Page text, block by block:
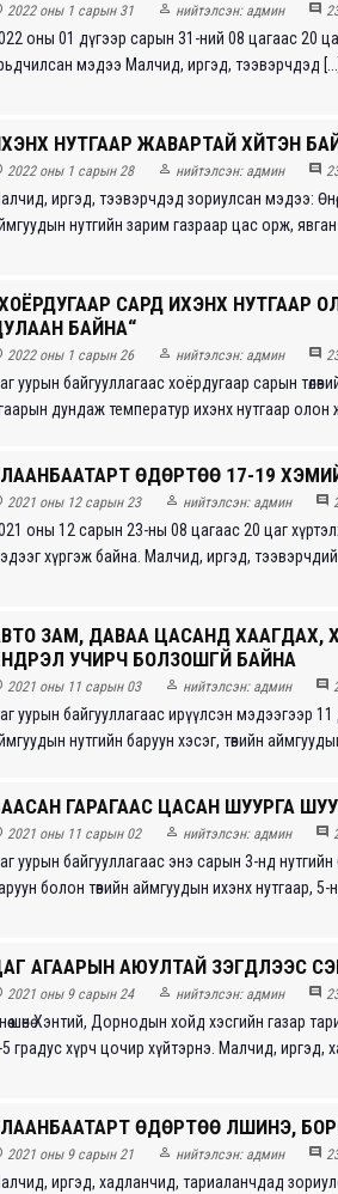
2022 оны 1 сарын 31  нийтэлсэн: админ 
оны 01 дүгээр сарын 31-ний 08 цагаас 20
мэдээ Малч­ид, иргэд, тээвэрчдэд [...]
НУТГААР ЖАВАРТАЙ ХҮЙТЭН
2022 оны 1 сарын 28  нийтэлсэн: админ 
иргэд, тээвэрчдэд зориулсан мэдээ:
нутгийн зарим газраар цас орж, явган
САРД ИХЭНХ НУТГААР
БАЙНА“
2022 оны 1 сарын 26  нийтэлсэн: админ 
уурын байгууллагаас хоёрдугаар сарын
дундаж температур ихэнх нутгаар олон
ӨДӨРТӨӨ 17-19
2021 оны 12 сарын 23  нийтэлсэн: админ 
оны 12 сарын 23-ны 08 цагаас 20 цаг
хүргэж байна. Малч­ид, иргэд,
ЗАМ, ДАВАА ЦАСАНД ХААГДАХ,
УЧИРЧ БОЛЗОШГҮЙ БАЙНА
2021 оны 11 сарын 03  нийтэлсэн: админ 
уурын байгууллагаас ирүүлсэн мэдээгээр 11
нутгийн баруун хэсэг, төвийн
ГАРАГААС ЦАСАН ШУУРГА
2021 оны 11 сарын 02  нийтэлсэн: админ 
уурын байгууллагаас энэ сарын 3-нд
болон төвийн аймгуудын ихэнх нутгаар, 5-
АГААРЫН АЮУЛТАЙ ҮЗЭГДЛЭЭС
2021 оны 9 сарын 24  нийтэлсэн: админ 
шөнө Хэнтий, Дорнодын хойд хэсгийн газар
градус хүрч цочир хүйтэрнэ. Малчид, иргэд,
ӨДӨРТӨӨ ҮҮЛШИНЭ,
2021 оны 9 сарын 21  нийтэлсэн: админ 
иргэд, хадланчид, тариаланчдад